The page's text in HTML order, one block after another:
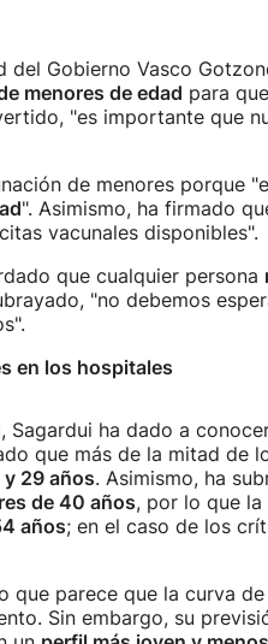
del Gobierno Vasco
menores de edad para
"es importante que
de menores porque
". Asimismo, ha firmado
vacunales disponibles".
que cualquier persona
"no debemos
en los hospitales
Sagardui ha dado a
que más de la mitad de
y 29 años. Asimismo, ha
de 40 años, por lo que
años; en el caso de los
que parece que la curva
Sin embargo, su